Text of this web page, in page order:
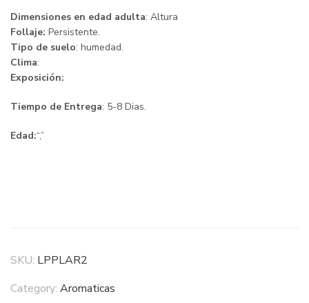
Dimensiones en edad adulta: Altura
Follaje: Persistente.
Tipo de suelo: humedad.
Clima:
Exposición:
Tiempo de Entrega: 5-8 Dias.
Edad:“,”
SKU: LPPLAR2
Category: Aromaticas